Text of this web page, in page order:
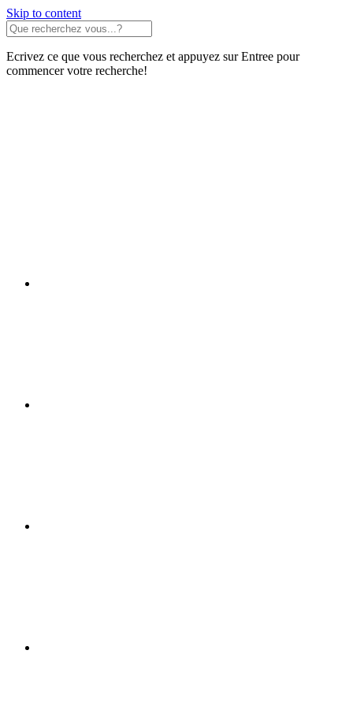
Skip to content
Ecrivez ce que vous recherchez et appuyez sur Entree pour
commencer votre recherche!